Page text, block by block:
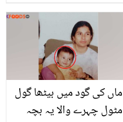
حیرت انگیز فوائد ضرور
جانیں
ماں کی گود میں بیٹھا گول
مٹول چہرے والا یہ بچہ